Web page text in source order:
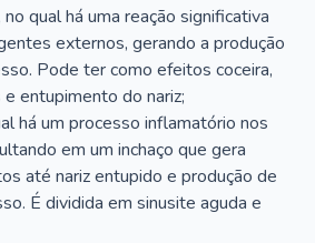
qual há uma reação significativa
externos, gerando a produção
Pode ter como efeitos coceira,
entupimento do nariz;
há um processo inflamatório nos
em um inchaço que gera
até nariz entupido e produção de
É dividida em sinusite aguda e